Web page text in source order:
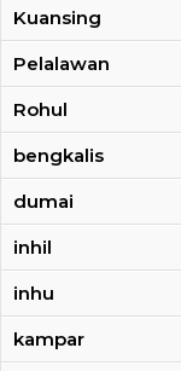
Kuansing
Pelalawan
Rohul
bengkalis
dumai
inhil
inhu
kampar